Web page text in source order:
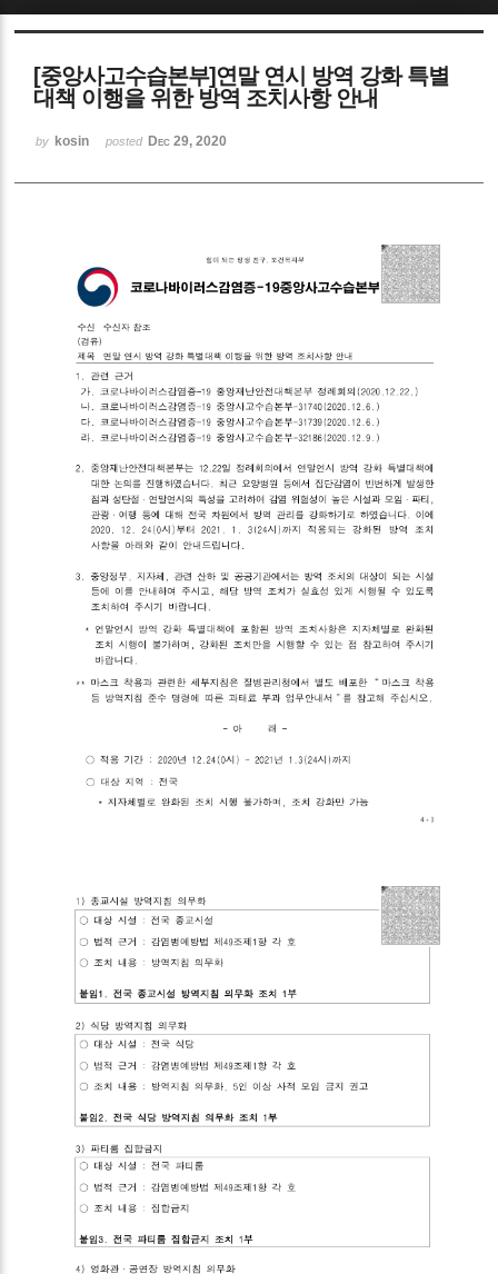
[중앙사고수습본부]연말 연시 방역 강화 특별
대책 이행을 위한 방역 조치사항 안내
by kosin posted Dec 29, 2020
Sketchbook5, 스케치북5
Sketchbook5, 스케치북5